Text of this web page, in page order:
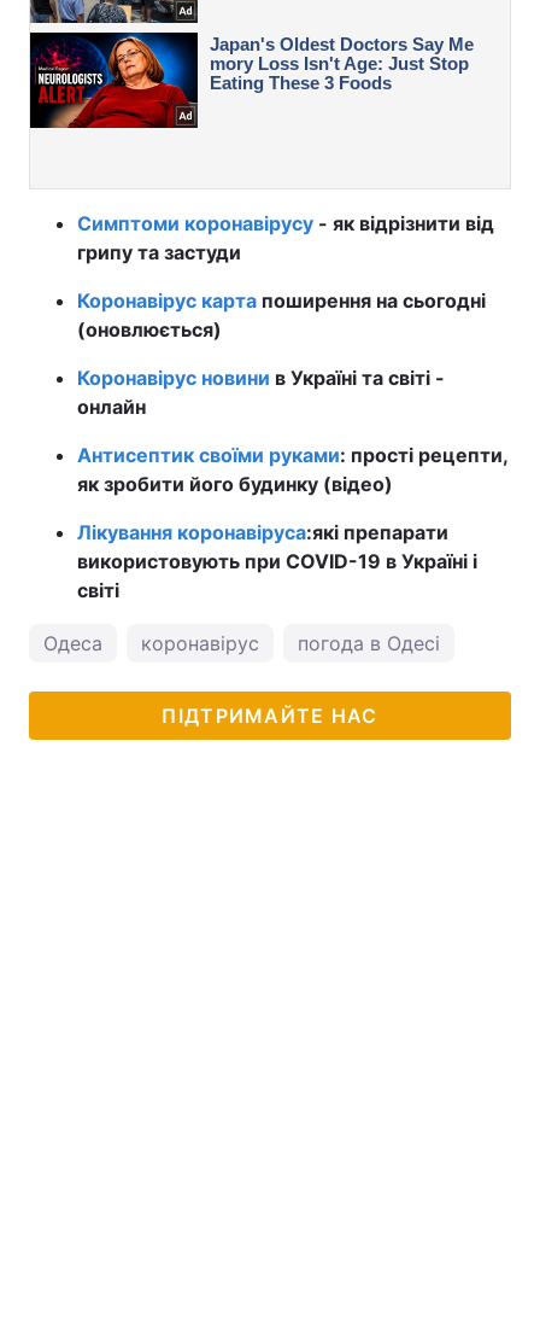
Симптоми коронавірусу - як відрізнити від
грипу та застуди
Коронавірус карта поширення на сьогодні
(оновлюється)
Коронавірус новини в Україні та світі -
онлайн
Антисептик своїми руками: прості рецепти,
як зробити його будинку (відео)
Лікування коронавіруса:які препарати
використовують при COVID-19 в Україні і
світі
Одеса коронавірус погода в Одесі
ПІДТРИМАЙТЕ НАС